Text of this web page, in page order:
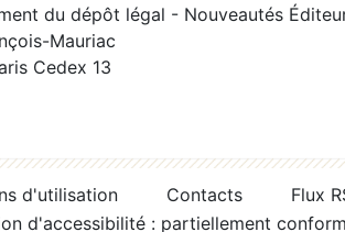
du dépôt légal - Nouveautés
Mauriac
Cedex 13
d'utilisation Contacts
Flux
d'accessibilité : partiellement